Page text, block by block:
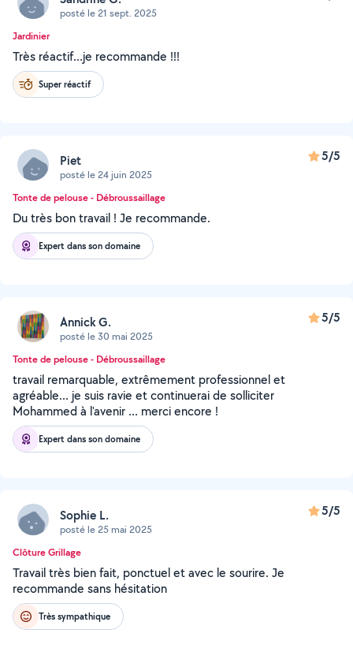
posté le 21 sept. 2025
Jardinier
Très réactif...je recommande !!!
Super réactif
Piet
posté le 24 juin 2025
5/5
Tonte de pelouse - Débroussaillage
Du très bon travail ! Je recommande.
Expert dans son domaine
Annick G.
posté le 30 mai 2025
5/5
Tonte de pelouse - Débroussaillage
travail remarquable, extrêmement professionnel et
agréable... je suis ravie et continuerai de solliciter
Mohammed à l'avenir ... merci encore !
Expert dans son domaine
Sophie L.
posté le 25 mai 2025
5/5
Clôture Grillage
Travail très bien fait, ponctuel et avec le sourire. Je
recommande sans hésitation
Très sympathique